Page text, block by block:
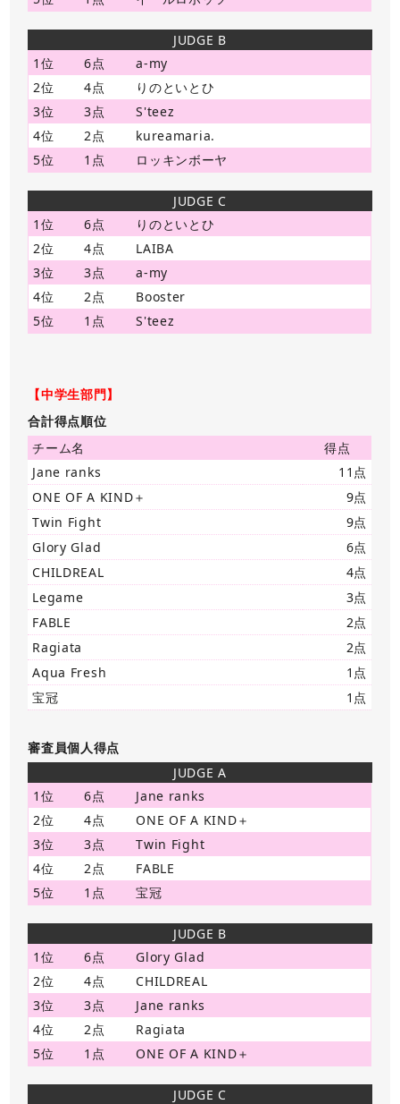
JUDGE B
1位
6点
a-my
2位
4点
りのといとひ
3位
3点
S'teez
4位
2点
kureamaria.
5位
1点 ロッキンボーヤ
JUDGE C
1位
6点
りのといとひ
2位
4点
LAIBA
3位
3点
a-my
4位
2点
Booster
5位
1点 S'teez
【中学生部門】
合計得点順位
チーム名
得点
Jane ranks
11点
ONE OF A KIND＋
9点
Twin Fight
9点
Glory Glad
6点
CHILDREAL
4点
Legame
3点
FABLE
2点
Ragiata
2点
Aqua Fresh
1点
宝冠
1点
審査員個人得点
JUDGE A
1位
6点
Jane ranks
2位
4点
ONE OF A KIND＋
3位
3点
Twin Fight
4位
2点
FABLE
5位
1点 宝冠
JUDGE B
1位
6点
Glory Glad
2位
4点
CHILDREAL
3位
3点
Jane ranks
4位
2点
Ragiata
5位
1点 ONE OF A KIND＋
JUDGE C